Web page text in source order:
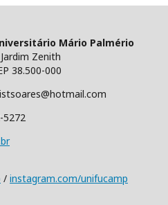
Mário Palmério
Zenith
38.500-000
5272
/ instagram.com/unifucamp